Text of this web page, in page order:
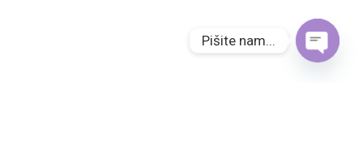
Pišite nam...